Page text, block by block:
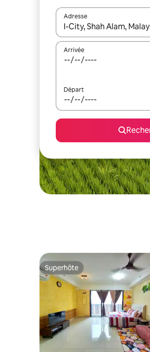
Adresse
Lorsque les résultats
Arrivée
Départ
Superhôte
Superhôte